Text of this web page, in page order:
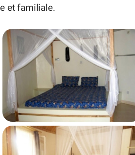
et familiale.